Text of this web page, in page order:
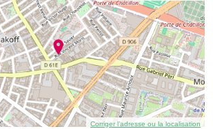
Corriger l’adresse ou la localisation